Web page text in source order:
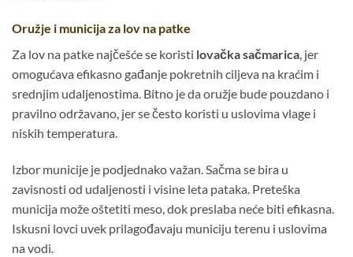
Oružje i municija za lov na patke
Za lov na patke najčešće se koristi lovačka sačmarica , jer
omogućava efikasno gađanje pokretnih ciljeva na kraćim i
srednjim udaljenostima. Bitno je da oružje bude pouzdano i
pravilno održavano, jer se često koristi u uslovima vlage i
niskih temperatura.
Izbor municije je podjednako važan. Sačma se bira u
zavisnosti od udaljenosti i visine leta pataka. Preteška
municija može oštetiti meso, dok preslaba neće biti efikasna.
Iskusni lovci uvek prilagođavaju municiju terenu i uslovima
na vodi.